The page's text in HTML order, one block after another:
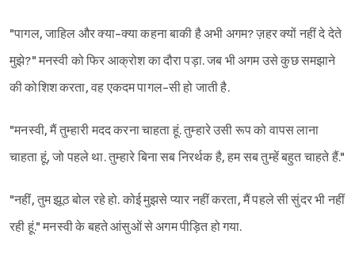
"पागल, जाहिल और क्या-क्या कहना बाकी है अभी अगम? ज़हर क्यों नहीं दे देते
मुझे?" मनस्वी को फिर आक्रोश का दौरा पड़ा. जब भी अगम उसे कुछ समझाने
की कोशिश करता, वह एकदम पागल-सी हो जाती है.
"मनस्वी, मैं तुम्हारी मदद करना चाहता हूं. तुम्हारे उसी रूप को वापस लाना
चाहता हूं, जो पहले था. तुम्हारे बिना सब निरर्थक है, हम सब तुम्हें बहुत चाहते हैं."
"नहीं, तुम झूठ बोल रहे हो. कोई मुझसे प्यार नहीं करता, मैं पहले सी सुंदर भी नहीं
रही हूं." मनस्वी के बहते आंसुओं से अगम पीड़ित हो गया.